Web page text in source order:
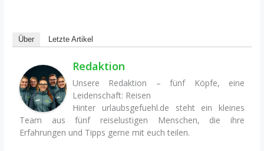
Über Letzte Artikel
Redaktion
Unsere Redaktion – fünf Köpfe, eine
Leidenschaft: Reisen
Hinter urlaubsgefuehl.de steht ein kleines
Team aus fünf reiselustigen Menschen, die ihre
Erfahrungen und Tipps gerne mit euch teilen.